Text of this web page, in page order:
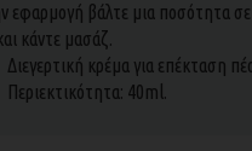
εφαρμογή βάλτε μια ποσότητα
κάντε μασάζ.
Διεγερτική κρέμα για επέκταση
Περιεκτικότητα: 40ml.